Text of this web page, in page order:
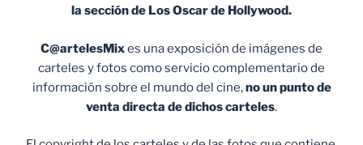
la sección de Los Oscar de Hollywood.
C@artelesMixes una exposición de imágenes de
carteles y fotos como servicio complementario de
información sobre el mundo del cine,no un punto de
venta directa de dichos carteles.